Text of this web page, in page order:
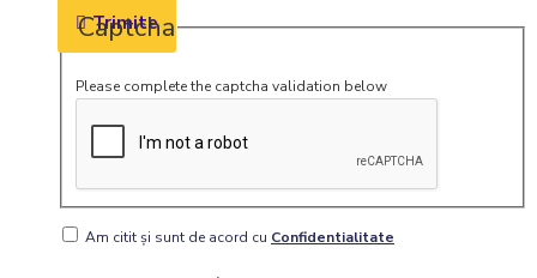
Trimite
Captcha
Please complete the captcha validation below
Am citit şi sunt de acord cu Confidentialitate